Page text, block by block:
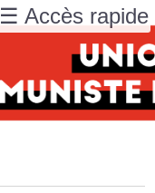
☰ Accès rapide